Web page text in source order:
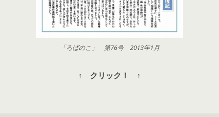
「ろばのこ」 第76号 2013年1月
↑ クリック！ ↑